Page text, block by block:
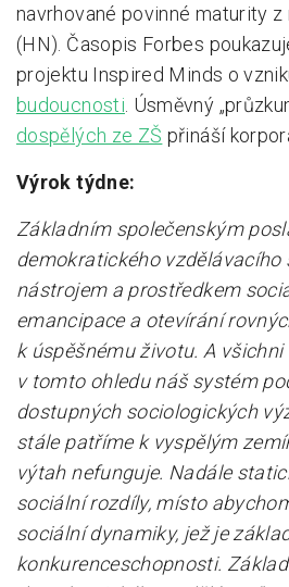
navrhované povinné maturity
(HN). Časopis Forbes
projektu Inspired Minds o
budoucnosti . Úsměvný
dospělých ze ZŠ přináší
Výrok týdne:
Základním společenským
demokratického
nástrojem a prostředkem
emancipace a otevírání
k úspěšnému životu. A všichni
v tomto ohledu náš systém
dostupných sociologických
stále patříme k vyspělým
výtah nefunguje. Nadále
sociální rozdíly, místo
sociální dynamiky, jež je
konkurenceschopnosti.